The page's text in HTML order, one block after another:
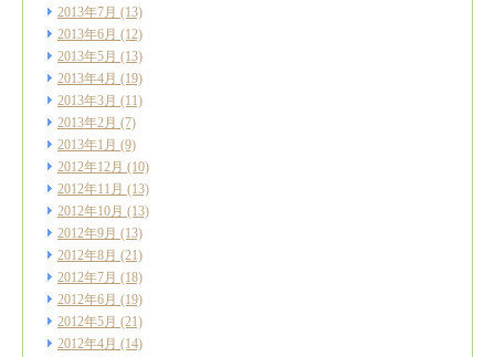
2013年7月 (13)
2013年6月 (12)
2013年5月 (13)
2013年4月 (19)
2013年3月 (11)
2013年2月 (7)
2013年1月 (9)
2012年12月 (10)
2012年11月 (13)
2012年10月 (13)
2012年9月 (13)
2012年8月 (21)
2012年7月 (18)
2012年6月 (19)
2012年5月 (21)
2012年4月 (14)